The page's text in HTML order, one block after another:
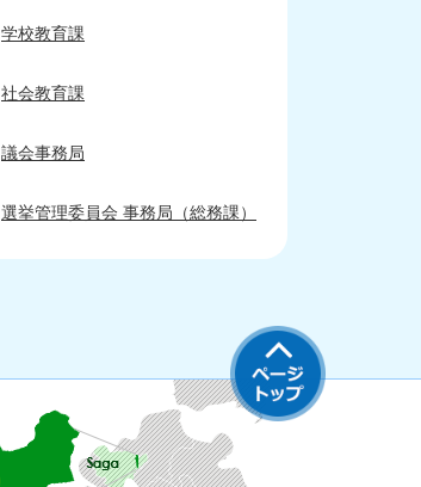
学校教育課
社会教育課
議会事務局
選挙管理委員会 事務局（総務課）